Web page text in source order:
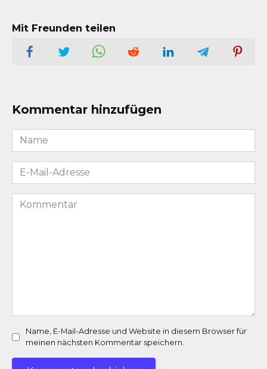
Mit Freunden teilen
Kommentar hinzufügen
Name
*
E-
Mail-
Adresse
Kommentar
Name, E-Mail-Adresse und Website in diesem Browser für
meinen nächsten Kommentar speichern.